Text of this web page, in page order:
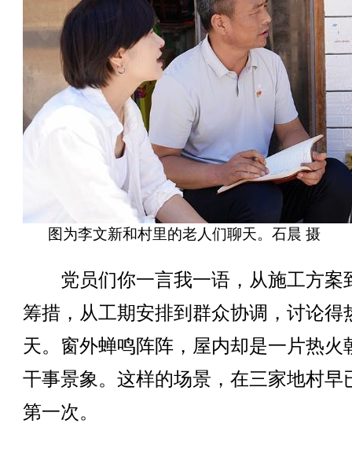
图为李文新和村里的老人们聊天。石晨 摄
党员们你一言我一语，从施工方案
筹措，从工期安排到群众协调，讨论得
天。窗外蝉鸣阵阵，屋内却是一片热火
干事景象。这样的场景，在三家地村早
第一次。